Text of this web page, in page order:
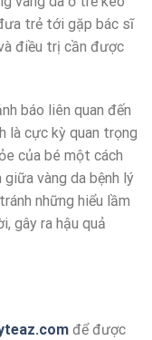
trẻ tới gặp bác sĩ
điều trị cần được
báo liên quan đến
là cực kỳ quan trọng
của bé một cách
vàng da bệnh lý
những hiểu lầm
gây ra hậu quả
để được